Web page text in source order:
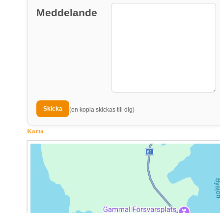
Meddelande
(en kopia skickas till dig)
Karta